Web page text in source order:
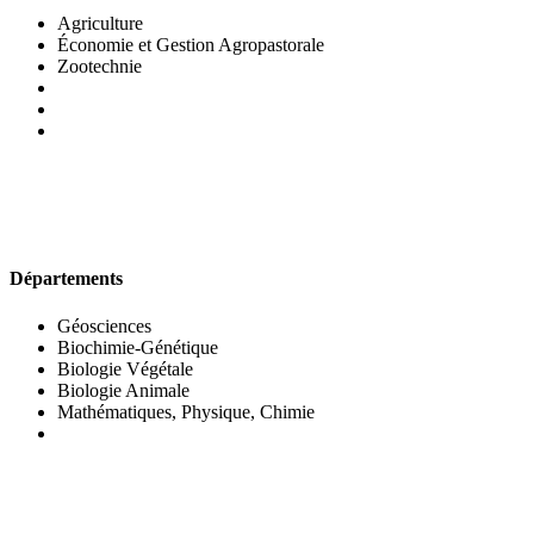
Agriculture
Économie et Gestion Agropastorale
Zootechnie
Départements
Géosciences
Biochimie-Génétique
Biologie Végétale
Biologie Animale
Mathématiques, Physique, Chimie